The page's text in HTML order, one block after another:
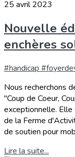
25 avril 2023
Nouvelle
enchères
#handicap
Nous recherchons
"Coup de Coeur,
exceptionnelle. Elle
de la Ferme
de soutien pour
Lire la suite...